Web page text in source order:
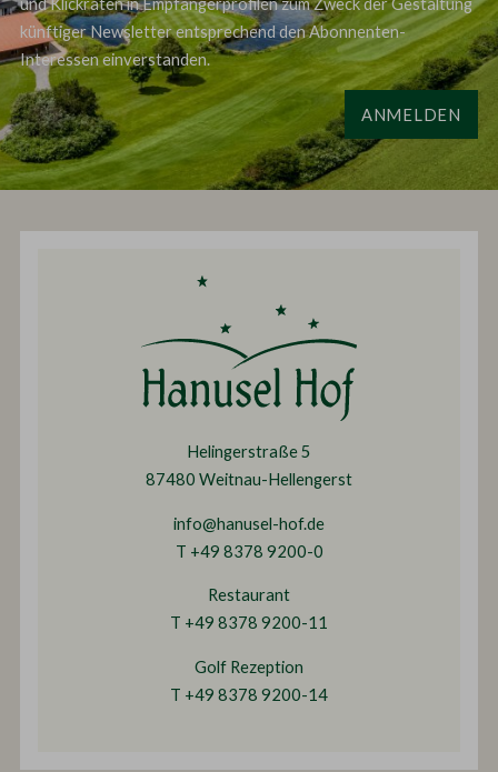
künftiger Newsletter entsprechend den Abonnenten-
Interessen einverstanden.
ANMELDEN
Helingerstraße 5
87480 Weitnau-Hellengerst
info@hanusel-hof.de
T +49 8378 9200-0
Restaurant
T +49 8378 9200-11
Golf Rezeption
T +49 8378 9200-14